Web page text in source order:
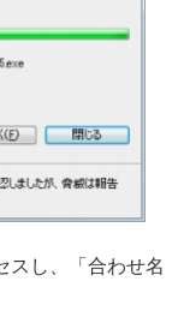
スし、「合わせ名